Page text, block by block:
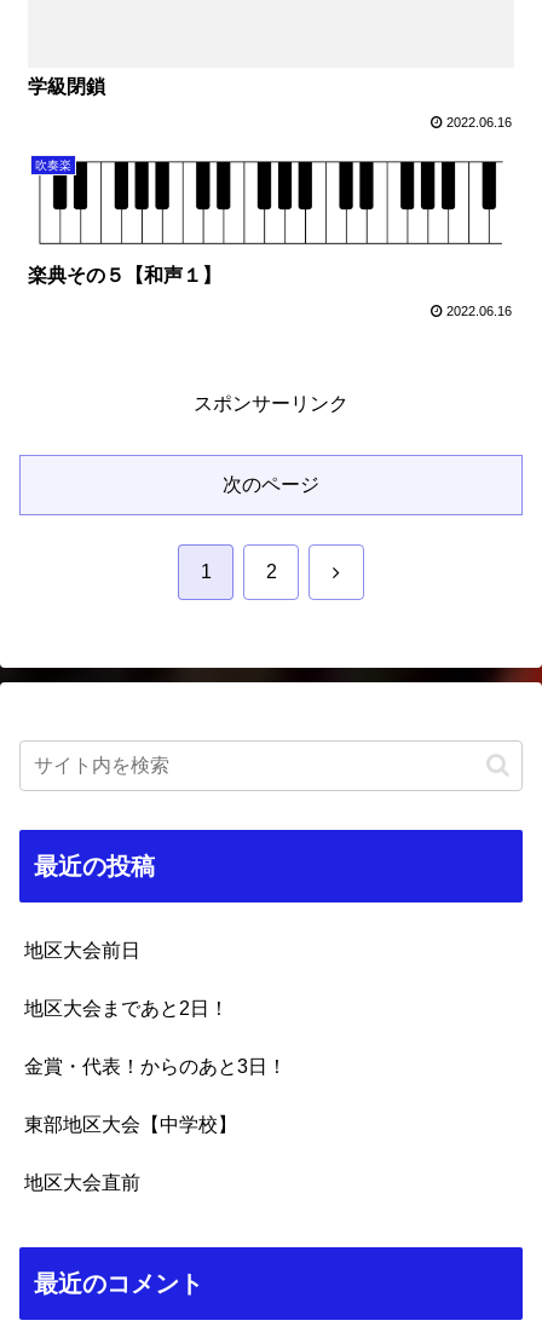
学級閉鎖
2022.06.16
吹奏楽
楽典その５【和声１】
2022.06.16
スポンサーリンク
次のページ
1 2 次
最近の投稿
地区大会前日
地区大会まであと2日！
金賞・代表！からのあと3日！
東部地区大会【中学校】
地区大会直前
最近のコメント